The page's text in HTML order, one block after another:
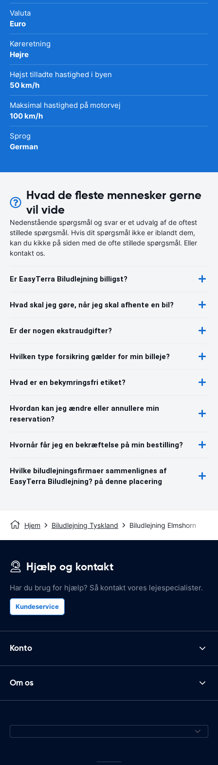
Valuta
Euro
Køreretning
Højre
Højst tilladte hastighed i byen
50 km/h
Maksimal hastighed på motorvej
100 km/h
Sprog
German
Hvad de fleste mennesker gerne
vil vide
Nedenstående spørgsmål og svar er et udvalg af de oftest
stillede spørgsmål. Hvis dit spørgsmål ikke er iblandt dem,
kan du kikke på siden med de ofte stillede spørgsmål. Eller
kontakt os.
Er EasyTerra Biludlejning billigst?
Hvad skal jeg gøre, når jeg skal afhente en bil?
Er der nogen ekstraudgifter?
Hvilken type forsikring gælder for min billeje?
Hvad er en bekymringsfri etiket?
Hvordan kan jeg ændre eller annullere min
reservation?
Hvornår får jeg en bekræftelse på min bestilling?
Hvilke biludlejningsfirmaer sammenlignes af
EasyTerra Biludlejning? på denne placering
Hjem Biludlejning Tyskland Biludlejning Elmshorn
Hjælp og kontakt
Har du brug for hjælp? Så kontakt vores lejespecialister.
Kundeservice
Konto
Om os